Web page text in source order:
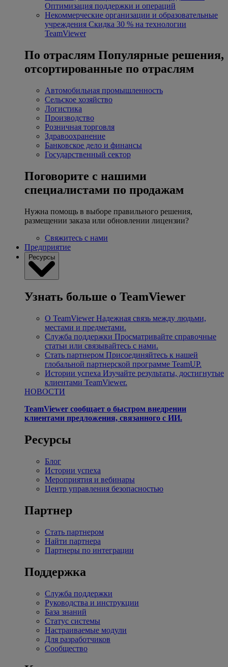
Оптимизация поддержки и операций
Некоммерческие организации и образовательные
учреждения Скидка 30 % на технологии
TeamViewer
По отраслям Популярные решения,
отсортированные по отраслям
Автомобильная промышленность
Сельское хозяйство
Логистика
Производство
Розничная торговля
Здравоохранение
Банковское дело и финансы
Государственный сектор
Поговорите с нашими
специалистами по продажам
Нужна помощь в выборе правильного решения,
размещении заказа или обновлении лицензии?
Свяжитесь с нами
Предприятие
Ресурсы
Узнать больше о TeamViewer
О TeamViewer Надежная связь между людьми,
местами и предметами.
Служба поддержки Просматривайте справочные
статьи или связывайтесь с нами.
Стать партнером Присоединяйтесь к нашей
глобальной партнерской программе TeamUP.
Истории успеха Изучайте результаты, достигнутые
клиентами TeamViewer.
НОВОСТИ
TeamViewer сообщает о быстром внедрении
клиентами предложения, связанного с ИИ.
Ресурсы
Блог
Истории успеха
Мероприятия и вебинары
Центр управления безопасностью
Партнер
Стать партнером
Найти партнера
Партнеры по интеграции
Поддержка
Служба поддержки
Руководства и инструкции
База знаний
Статус системы
Настраиваемые модули
Для разработчиков
Сообщество